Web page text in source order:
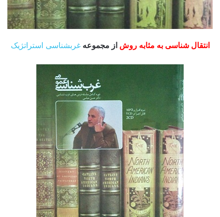
انتقال شناسی به مثابه روشاز مجموعهغرب­شناسی استراتژیک